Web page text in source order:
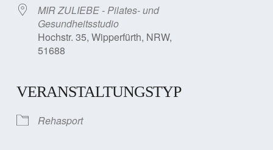
MIR ZULIEBE - Pilates- und
Gesundheitsstudio
Hochstr. 35, Wipperfürth, NRW,
51688
VERANSTALTUNGSTYP
Rehasport